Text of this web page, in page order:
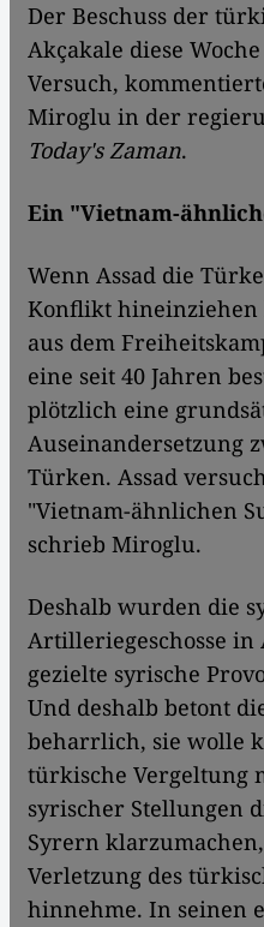
Der Beschuss der
Akçakale diese
Versuch,
Miroglu in der
Today's Zaman.
Ein "Vietnam-
Wenn Assad die
Konflikt hineinziehen
aus dem
eine seit 40 Jahren
plötzlich eine
Auseinandersetzung
Türken. Assad
"Vietnam-ähnlichen
schrieb Miroglu.
Deshalb wurden die
Artilleriegeschosse
gezielte syrische
Und deshalb betont
beharrlich, sie wolle
türkische Vergeltung
syrischer Stellungen
Syrern
Verletzung des
hinnehme. In seinen